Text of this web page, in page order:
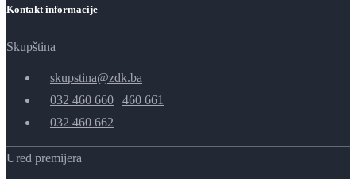
Kontakt informacije
Skupština
skupstina@zdk.ba
032 460 660 | 460 661
032 460 662
Ured premijera